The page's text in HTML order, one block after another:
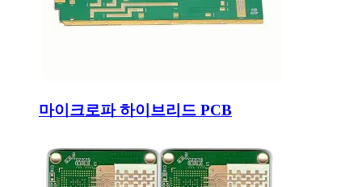
마이크로파 하이브리드 PCB